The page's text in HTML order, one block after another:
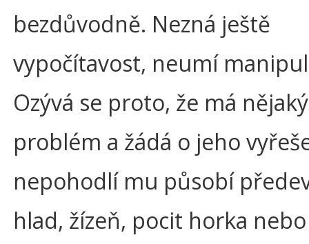
bezdůvodně. Nezná ještě
vypočítavost, neumí
Ozývá se proto, že má nějaký
problém a žádá o jeho
nepohodlí mu působí
hlad, žízeň, pocit horka